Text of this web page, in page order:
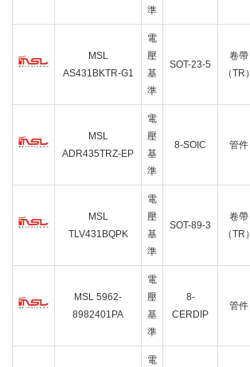
準
MSL
AS431BKTR-G1
電
壓
基
準
SOT-23-5
卷帶
（TR）
MSL
ADR435TRZ-EP
電
壓
基
準
8-SOIC 管件
MSL
TLV431BQPK
電
壓
基
準
SOT-89-3
卷帶
（TR）
MSL 5962-
8982401PA
電
壓
基
準
8-
CERDIP
管件
電